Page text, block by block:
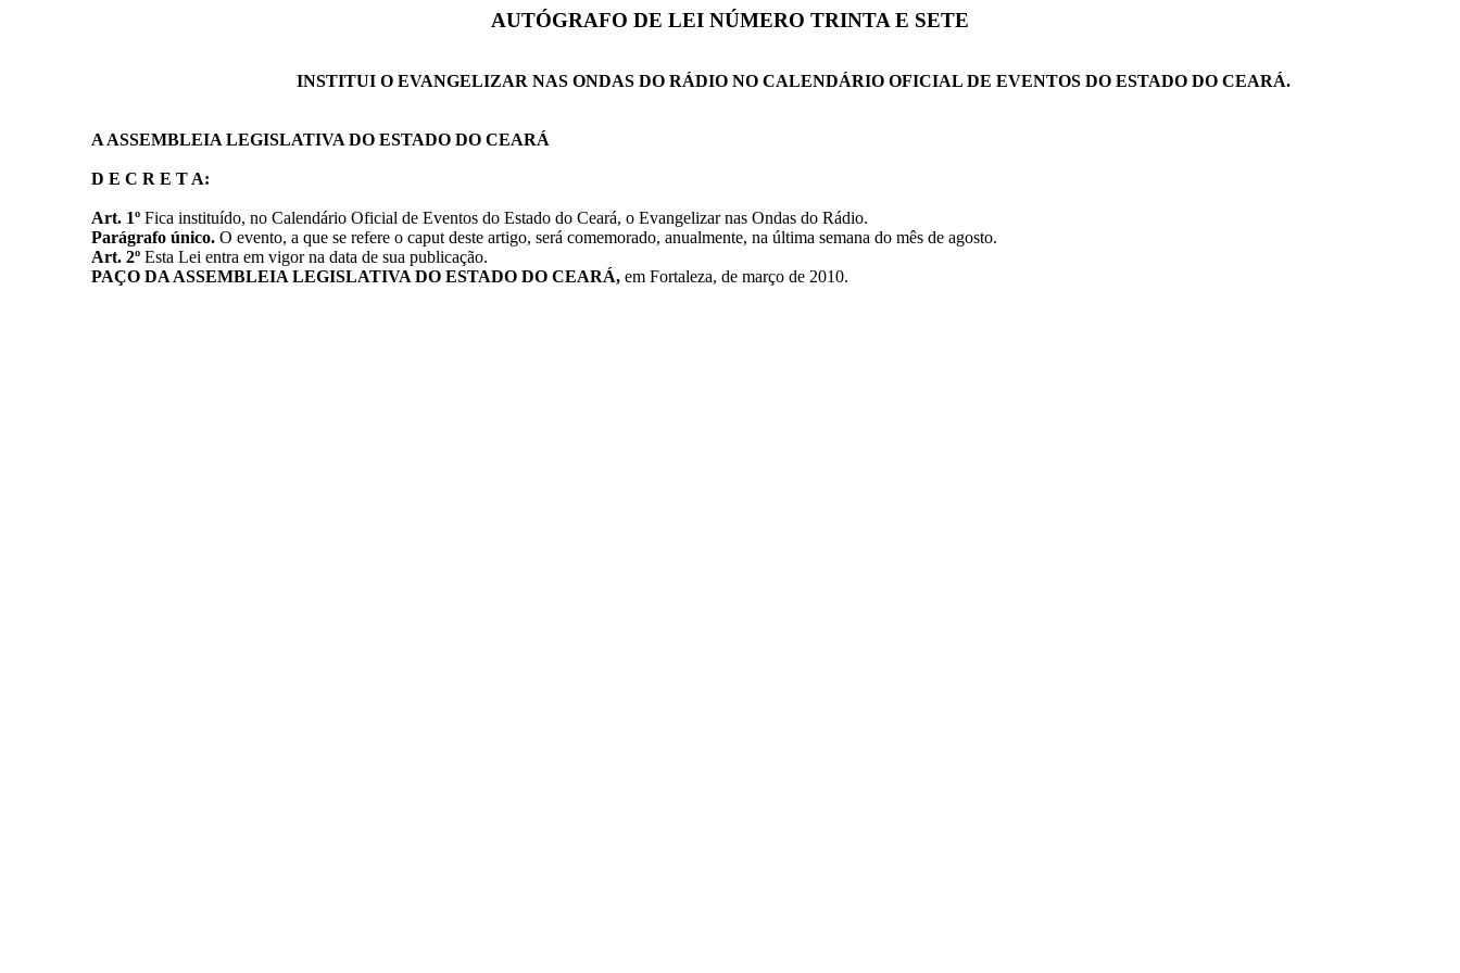
AUTÓGRAFO DE LEI NÚMERO TRINTA E SETE
INSTITUI O EVANGELIZAR NAS ONDAS DO RÁDIO NO CALENDÁRIO OFICIAL DE EVENTOS DO ESTADO DO CEARÁ.
A ASSEMBLEIA LEGISLATIVA DO ESTADO DO CEARÁ
D E C R E T A:
Art. 1ºFica instituído, no Calendário Oficial de Eventos do Estado do Ceará, o Evangelizar nas Ondas do Rádio.
Parágrafo único.O evento, a que se refere o caput deste artigo, será comemorado, anualmente, na última semana do mês de agosto.
Art. 2º Esta Lei entra em vigor na data de sua publicação.
PAÇO DA ASSEMBLEIA LEGISLATIVA DO ESTADO DO CEARÁ,em Fortaleza, de março de 2010.